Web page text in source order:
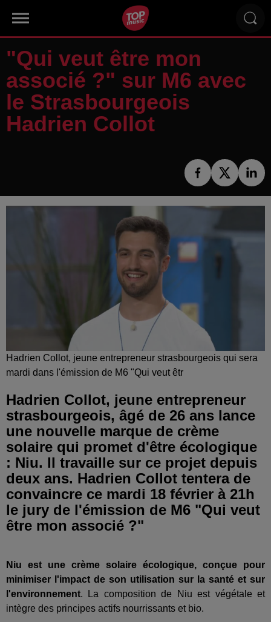
"Qui veut être mon
associé ?" sur M6 avec
le Strasbourgeois
Hadrien Collot
Hadrien Collot, jeune entrepreneur strasbourgeois qui sera
mardi dans l'émission de M6 "Qui veut êtr
Hadrien Collot, jeune entrepreneur
strasbourgeois, âgé de 26 ans lance
une nouvelle marque de crème
solaire qui promet d'être écologique
: Niu. Il travaille sur ce projet depuis
deux ans. Hadrien Collot tentera de
convaincre ce mardi 18 février à 21h
le jury de l'émission de M6 "Qui veut
être mon associé ?"
Niu est une crème solaire écologique, conçue pour
minimiser l'impact de son utilisation sur la santé et sur
l'environnement. La composition de Niu est végétale et
intègre des principes actifs nourrissants et bio.